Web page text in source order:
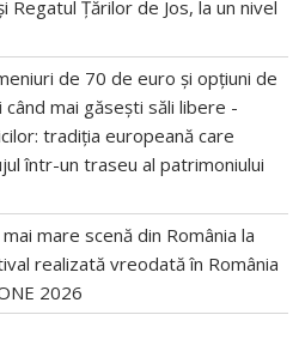
Regatul Țărilor de Jos, la un nivel
de 70 de euro și opțiuni de
mai găsești săli libere -
tradiția europeană care
într-un traseu al patrimoniului
mare scenă din România la
realizată vreodată în România
2026